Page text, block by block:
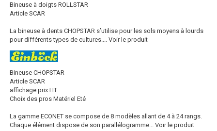
Bineuse à doigts ROLLSTAR
Article SCAR
La bineuse à dents CHOPSTAR s’utilise pour les sols moyens à lourds
pour différents types de cultures....
Voir le produit
Bineuse CHOPSTAR
Article SCAR
affichage prix HT
Choix des pros Matériel Eté
La gamme ECONET se compose de 8 modèles allant de 4 à 24 rangs.
Chaque élément dispose de son parallélogramme...
Voir le produit